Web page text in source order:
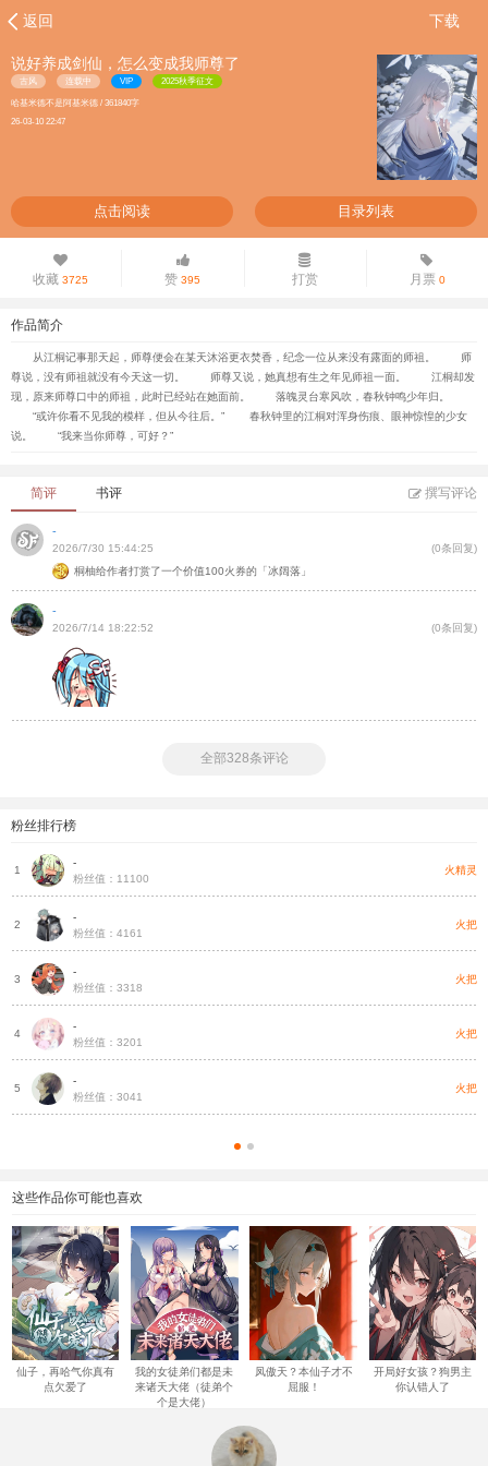
返回 下载
说好养成剑仙，怎么变成我师尊了
古风 连载中 VIP 2025秋季征文
哈基米德不是阿基米德 / 361840字
26-03-10 22:47
点击阅读 目录列表
收藏 3725 赞 395 打赏 月票0
作品简介
从江桐记事那天起，师尊便会在某天沐浴更衣焚香，纪念一位从来没有露面的师祖。 师
尊说，没有师祖就没有今天这一切。 师尊又说，她真想有生之年见师祖一面。 江桐却发
现，原来师尊口中的师祖，此时已经站在她面前。 落魄灵台寒风吹，春秋钟鸣少年归。
“或许你看不见我的模样，但从今往后。” 春秋钟里的江桐对浑身伤痕、眼神惊惶的少女
说。 “我来当你师尊，可好？”
简评 书评 撰写评论
-
2026/7/30 15:44:25
(0条回复)
桐柚给作者打赏了一个价值100火券的「冰阔落」
-
2026/7/14 18:22:52 (0条回复)
全部328条评论
粉丝排行榜
1
-
粉丝值：11100
火精灵
2
-
粉丝值：4161
火把
3
-
粉丝值：3318
火把
4
-
粉丝值：3201
火把
5
-
粉丝值：3041
火把
这些作品你可能也喜欢
仙子，再哈气你真有
点欠爱了
我的女徒弟们都是未
来诸天大佬（徒弟个
个是大佬）
凤傲天？本仙子才不
屈服！
开局好女孩？狗男主
你认错人了